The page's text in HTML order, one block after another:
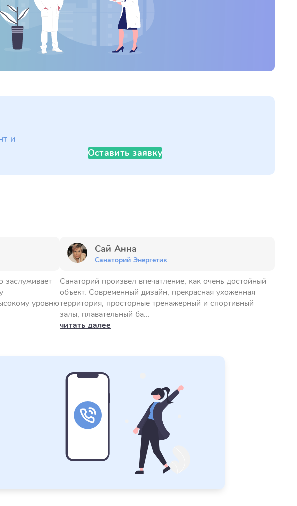
и
Оставить заявку
заслуживает
уровню
Сай Анна
Санаторий Энергетик
Санаторий произвел впечатление, как очень достойный
объект. Современный дизайн, прекрасная ухоженная
территория, просторные тренажерный и спортивный
залы, плавательный ба...
читать далее